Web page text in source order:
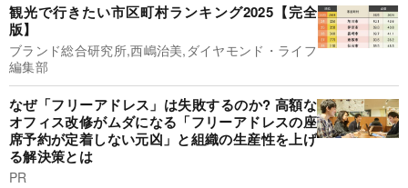
観光で行きたい市区町村ランキング2025【完全
版】
ブランド総合研究所,西嶋治美,ダイヤモンド・ライフ
編集部
なぜ「フリーアドレス」は失敗するのか? 高額な
オフィス改修がムダになる「フリーアドレスの座
席予約が定着しない元凶」と組織の生産性を上げ
る解決策とは
PR